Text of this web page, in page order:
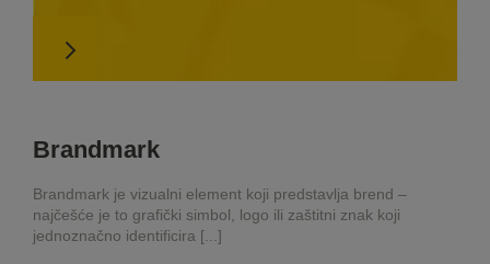
Brandmark
Brandmark je vizualni element koji predstavlja brend –
najčešće je to grafički simbol, logo ili zaštitni znak koji
jednoznačno identificira [...]